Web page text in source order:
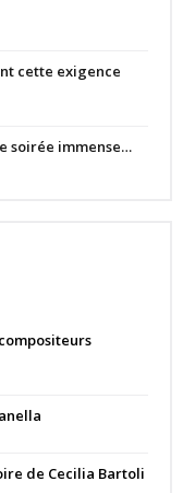
cette exigence
soirée immense…
de Cecilia Bartoli